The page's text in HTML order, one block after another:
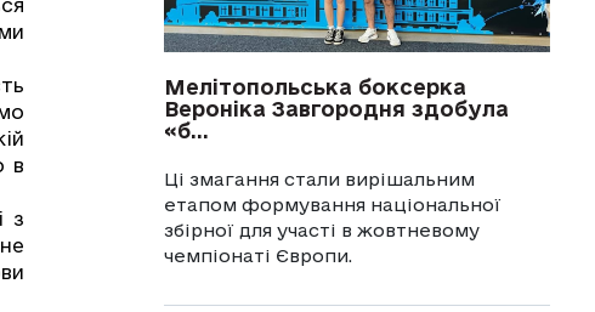
в
з
Мелітопольська боксерка
Вероніка Завгородня здобула
«б...
Ці змагання стали вирішальним
етапом формування національної
збірної для участі в жовтневому
чемпіонаті Європи.